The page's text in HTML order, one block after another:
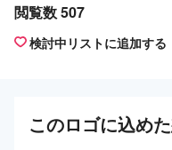
閲覧数 507
検討中リストに追加する
このロゴに込め